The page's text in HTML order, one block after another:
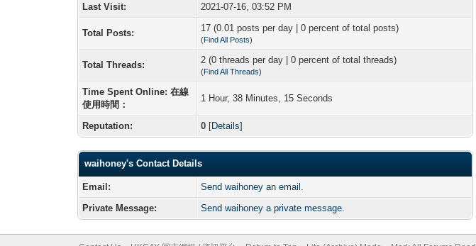
Last Visit:
2021-07-16, 03:52 PM
Total Posts: 17 (0.01 posts per day | 0 percent of total posts)
(Find All Posts)
Total Threads: 2 (0 threads per day | 0 percent of total threads)
(Find All Threads)
Time Spent Online: 在線
使用時間：
1 Hour, 38 Minutes, 15 Seconds
Reputation: 0 [Details]
waihoney's Contact Details
Email:
Send waihoney an email.
Private Message:
Send waihoney a private message.